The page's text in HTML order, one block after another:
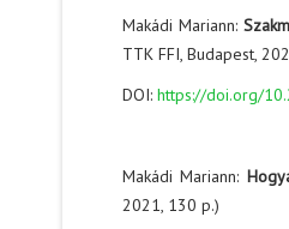
Makádi Mariann:
TTK FFI, Budapest,
DOI: https://doi.org/
Makádi Mariann:
2021, 130 p.)